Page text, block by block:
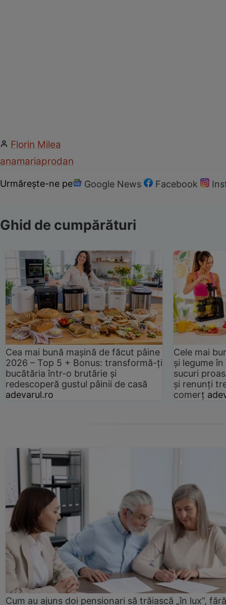
Florin Milea
anamariaprodan
Urmărește-ne pe Google News Facebook
Ghid de cumpărături
Cea mai bună mașină de făcut pâine
2026 – Top 5 + Bonus: transformă-ți
bucătăria într-o brutărie și
redescoperă gustul pâinii de casă
adevarul.ro
Cele mai
și legume
sucuri
și renunți
comerț
Cum au ajuns doi pensionari să trăiască „în lux”, fără